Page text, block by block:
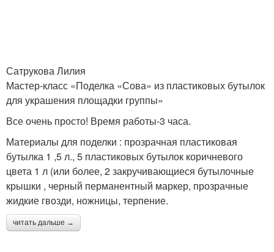
Сатрукова Лилия
Мастер-класс «Поделка «Сова» из пластиковых бутылок
для украшения площадки группы»
Все очень просто! Время работы-3 часа.
Материалы для поделки : прозрачная пластиковая
бутылка 1 ,5 л., 5 пластиковых бутылок коричневого
цвета 1 л (или более, 2 закручивающиеся бутылочные
крышки , черный перманентный маркер, прозрачные
жидкие гвозди, ножницы, терпение.
читать дальше →